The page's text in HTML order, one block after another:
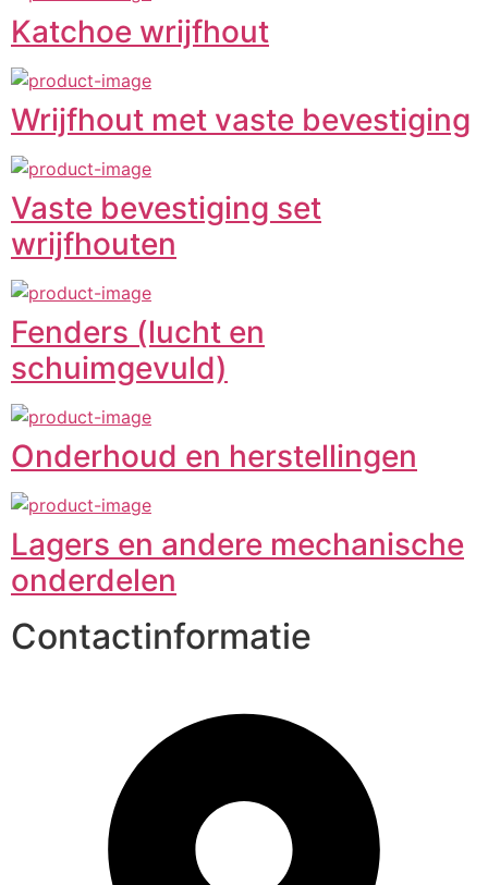
Katchoe wrijfhout
Wrijfhout met vaste bevestiging
Vaste bevestiging set
wrijfhouten
Fenders (lucht en
schuimgevuld)
Onderhoud en herstellingen
Lagers en andere mechanische
onderdelen
Contactinformatie